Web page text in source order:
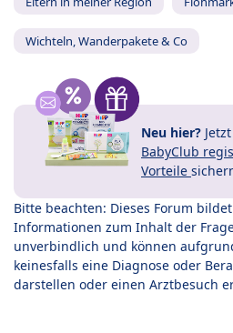
Wichteln, Wanderpakete & Co
Neu hier? Jetzt
BabyClub
Vorteile
Bitte beachten: Dieses Forum
Informationen zum Inhalt der
unverbindlich und können
keinesfalls eine Diagnose oder
darstellen oder einen Arztbesuch